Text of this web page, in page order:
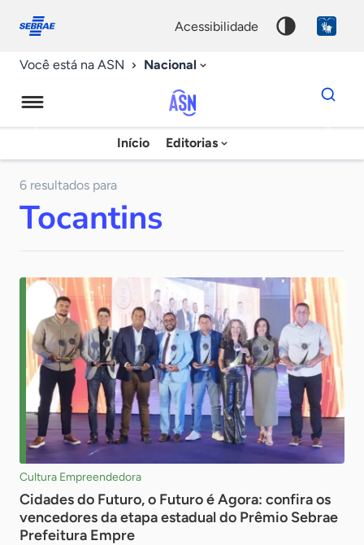
conosco
acessibilidade
Você está na ASN Nacional
Agência
Sebrae
Início Editorias
Dados
para
chave
6 resultados para
Tocantins
Cultura Empreendedora
Cidades do Futuro, o Futuro é Agora: confira os
vencedores da etapa estadual do Prêmio Sebrae
Prefeitura Empre